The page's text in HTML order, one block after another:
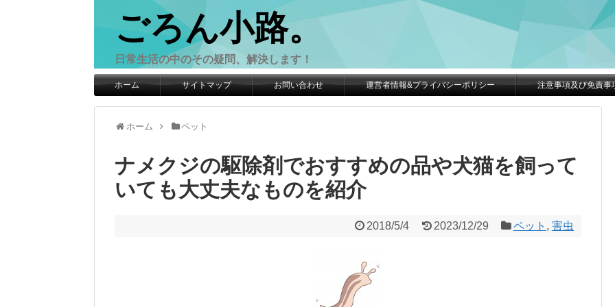
ごろん小路。
日常生活の中のその疑問、解決します！
ホーム サイトマップ お問い合わせ 運営者情報&プライバシーポリシー 注意事項及び免責事
ホーム ペット
ナメクジの駆除剤でおすすめの品や犬猫を飼って
いても大丈夫なものを紹介
2018/5/4 2023/12/29 ペット , 害虫